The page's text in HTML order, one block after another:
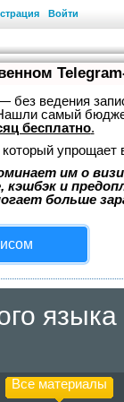
Войти
без ведения
самый
бесплатно.
упрощает
им о
кэшбэк и
больше
языка
Все материалы